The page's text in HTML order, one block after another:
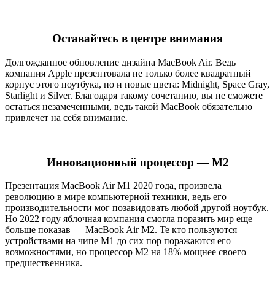
Оставайтесь в центре внимания
Долгожданное обновление дизайна MacBook Air. Ведь
компания Apple презентовала не только более квадратный
корпус этого ноутбука, но и новые цвета: Midnight, Space Gray,
Starlight и Silver. Благодаря такому сочетанию, вы не сможете
остаться незамеченными, ведь такой MacBook обязательно
привлечет на себя внимание.
Инновационный процессор — M2
Презентация MacBook Air M1 2020 года, произвела
революцию в мире компьютерной техники, ведь его
производительности мог позавидовать любой другой ноутбук.
Но 2022 году яблочная компания смогла поразить мир еще
больше показав — MacBook Air M2. Те кто пользуются
устройствами на чипе М1 до сих пор поражаются его
возможностями, но процессор М2 на 18% мощнее своего
предшественника.